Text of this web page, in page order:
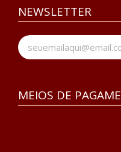
NEWSLETTER
MEIOS DE